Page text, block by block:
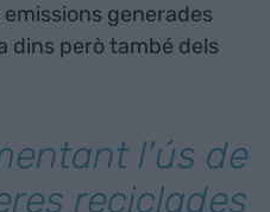
generades
dins però també dels
l'ús de
reciclades